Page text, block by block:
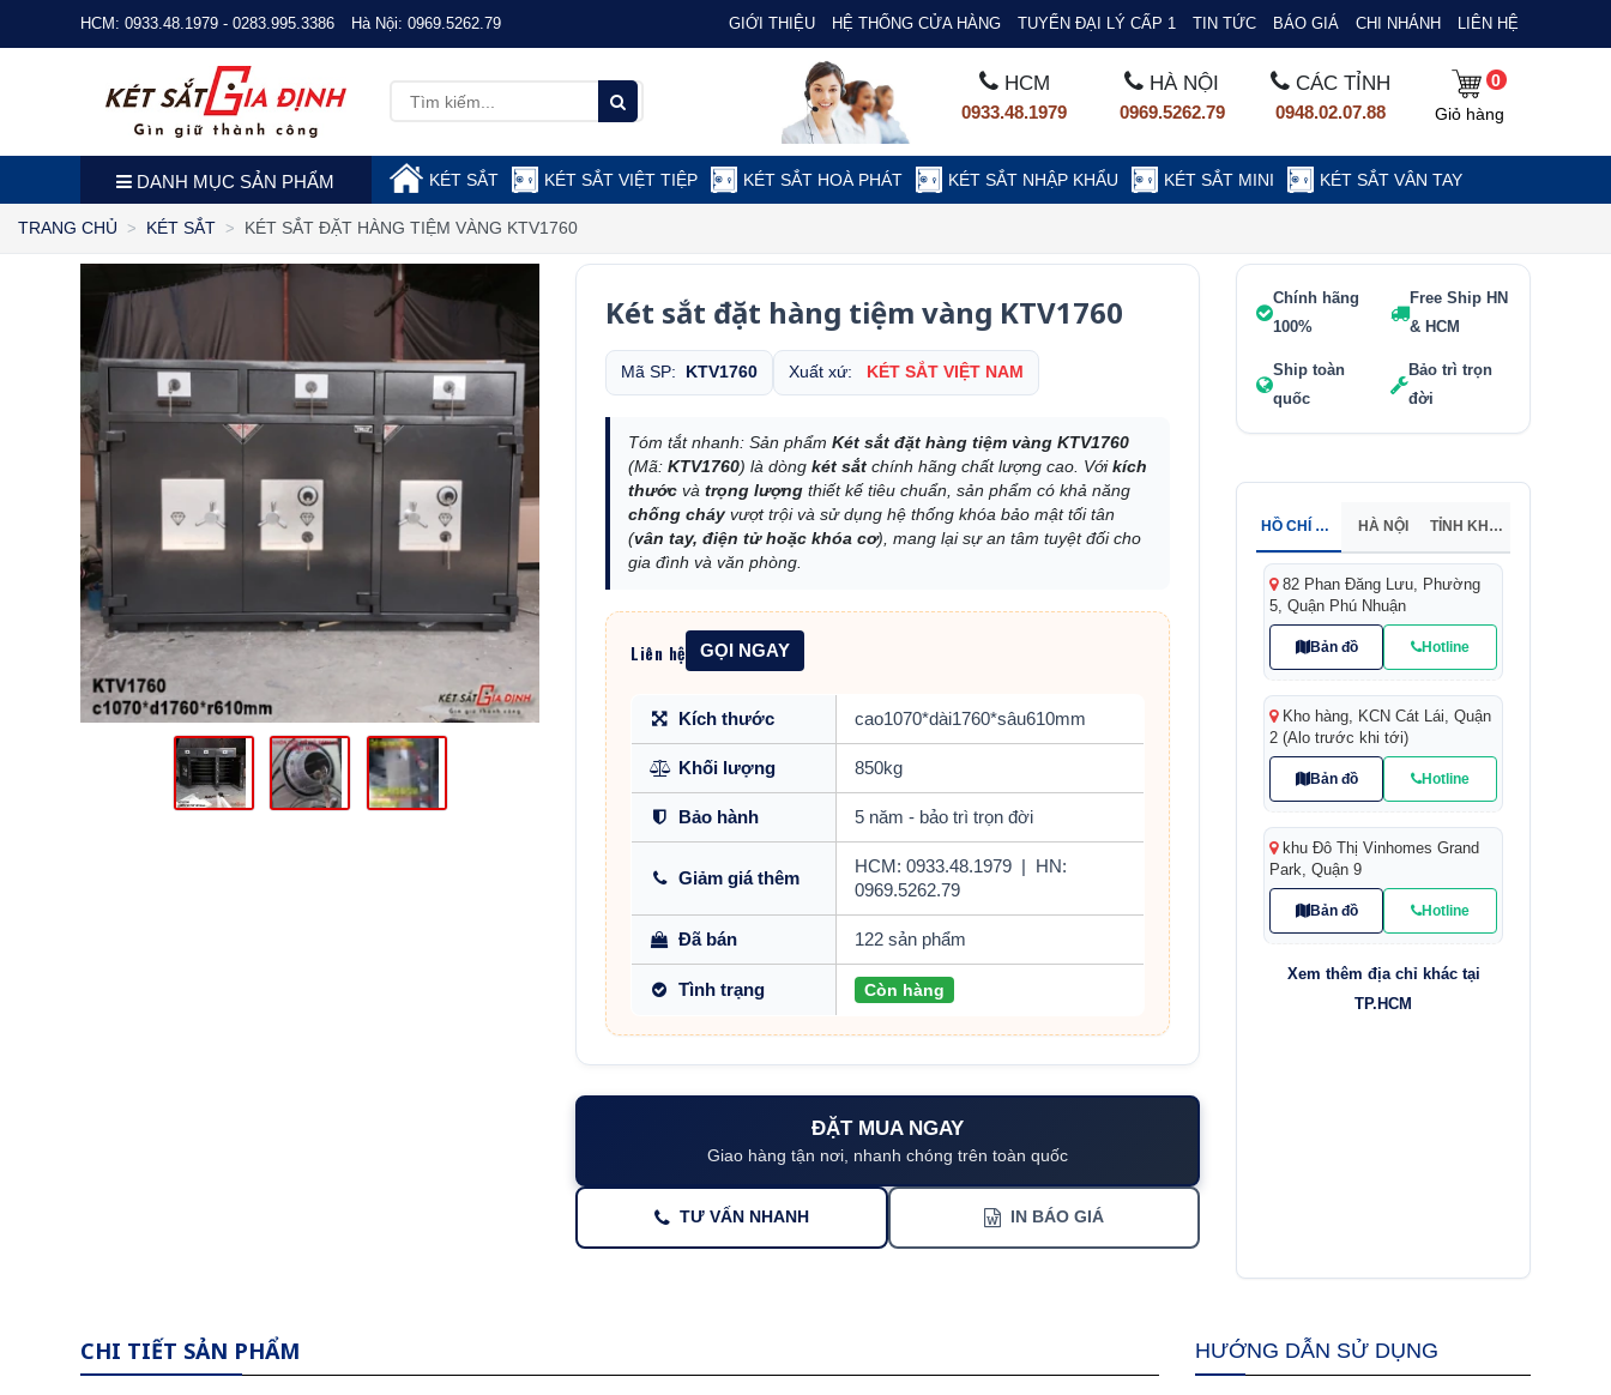
HCM: 0933.48.1979 - 0283.995.3386 Hà Nội: 0969.5262.79 GIỚI THIỆU HỆ THỐNG CỬA HÀNG TUYỂN ĐẠI LÝ CẤP 1 TIN TỨC BÁO GIÁ CHI NHÁNH LIÊN HỆ
HCM
0933.48.1979
HÀ NỘI
0969.5262.79
CÁC TỈNH
0948.02.07.88
0
Giỏ hàng
DANH MỤC SẢN PHẨM KÉT SẮT KÉT SẮT VIỆT TIỆP KÉT SẮT HOÀ PHÁT KÉT SẮT NHẬP KHẨU KÉT SẮT MINI KÉT SẮT VÂN TAY
TRANG CHỦ KÉT SẮT KÉT SẮT ĐẶT HÀNG TIỆM VÀNG KTV1760
Két sắt đặt hàng tiệm vàng KTV1760
Mã SP: KTV1760 Xuất xứ: KÉT SẮT VIỆT NAM
Tóm tắt nhanh: Sản phẩmKét sắt đặt hàng tiệm vàng KTV1760
(Mã:KTV1760) là dòngkét sắt chính hãng chất lượng cao. Vớikích
thước vàtrọng lượng thiết kế tiêu chuẩn, sản phẩm có khả năng
chống cháy vượt trội và sử dụng hệ thống khóa bảo mật tối tân
(vân tay, điện tử hoặc khóa cơ), mang lại sự an tâm tuyệt đối cho
gia đình và văn phòng.
Liên hệ GỌI NGAY
Kích thước cao1070*dài1760*sâu610mm
Khối lượng 850kg
Bảo hành 5 năm - bảo trì trọn đời
Giảm giá thêm
HCM: 0933.48.1979
HN:
0969.5262.79
Đã bán 122 sản phẩm
Tình trạng Còn hàng
ĐẶT MUA NGAY
Giao hàng tận nơi, nhanh chóng trên toàn quốc
TƯ VẤN NHANH IN BÁO GIÁ
Chính hãng
100%
Free Ship HN
& HCM
Ship toàn
quốc
Bảo trì trọn
đời
HỒ CHÍ MINH HÀ NỘI TỈNH KHÁC
82 Phan Đăng Lưu, Phường
5, Quận Phú Nhuận
Bản đồ Hotline
Kho hàng, KCN Cát Lái, Quận
2 (Alo trước khi tới)
Bản đồ Hotline
khu Đô Thị Vinhomes Grand
Park, Quận 9
Bản đồ Hotline
Xem thêm địa chỉ khác tại
TP.HCM
CHI TIẾT SẢN PHẨM HƯỚNG DẪN SỬ DỤNG